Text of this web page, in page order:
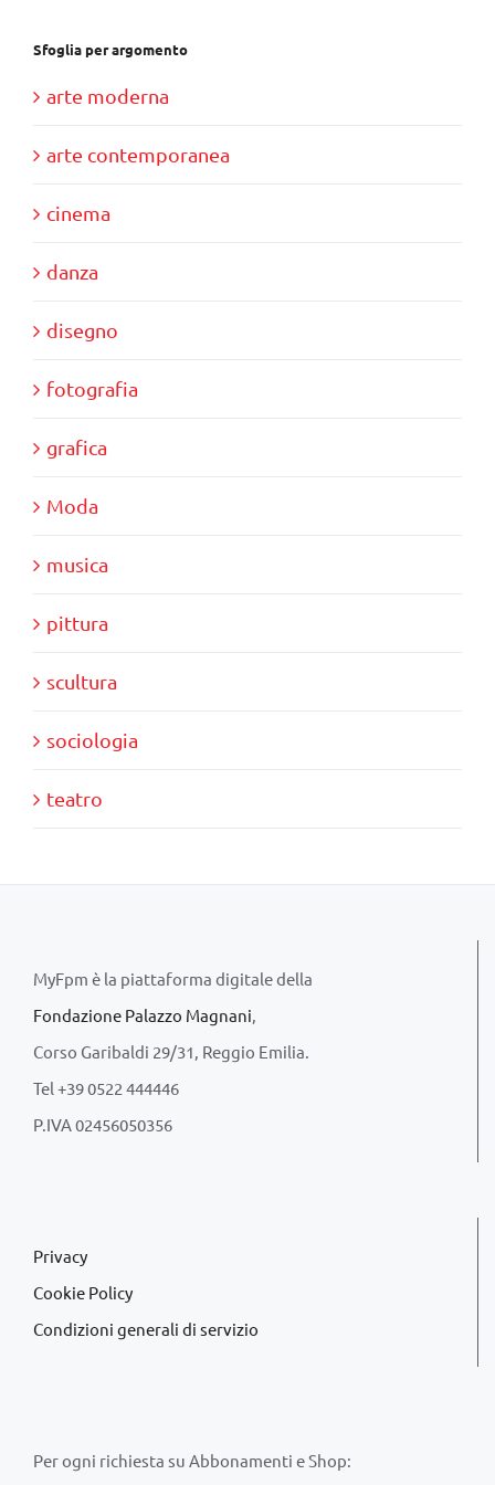
Sfoglia per argomento
arte moderna
arte contemporanea
cinema
danza
disegno
fotografia
grafica
Moda
musica
pittura
scultura
sociologia
teatro
MyFpm è la piattaforma digitale della
Fondazione Palazzo Magnani,
Corso Garibaldi 29/31, Reggio Emilia.
Tel +39 0522 444446
P.IVA 02456050356
Privacy
Cookie Policy
Condizioni generali di servizio
Per ogni richiesta su Abbonamenti e Shop: